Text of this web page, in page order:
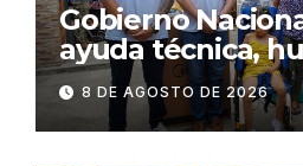
Gobierno
ayuda técnica,
Bono Joaquín
familia en
vulnerabilidad
8 DE AGOSTO DE 2026